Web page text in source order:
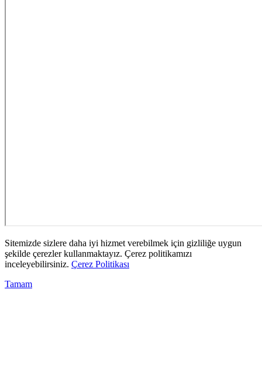
Sitemizde sizlere daha iyi hizmet verebilmek için gizliliğe uygun
şekilde çerezler kullanmaktayız. Çerez politikamızı
inceleyebilirsiniz. Çerez Politikası
Tamam